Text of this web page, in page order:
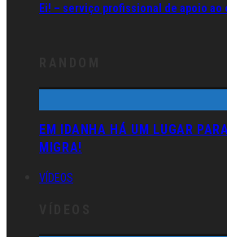
Ei! – serviço profissional de apoio ao
EM IDANHA HÁ UM LUGAR
MIGRA!
VÍDEOS